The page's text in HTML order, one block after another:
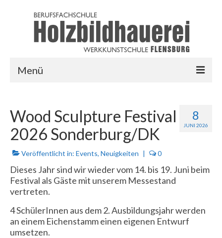
Menü
AUSBILDUNG
LINKS
LOGIN
8
JUNI 2026
Wood Sculpture Festival
2026 Sonderburg/DK
Veröffentlicht in: Events, Neuigkeiten | 0
Dieses Jahr sind wir wieder vom 14. bis 19. Juni beim
Festival als Gäste mit unserem Messestand
vertreten.
4 SchülerInnen aus dem 2. Ausbildungsjahr werden
an einem Eichenstamm einen eigenen Entwurf
umsetzen.